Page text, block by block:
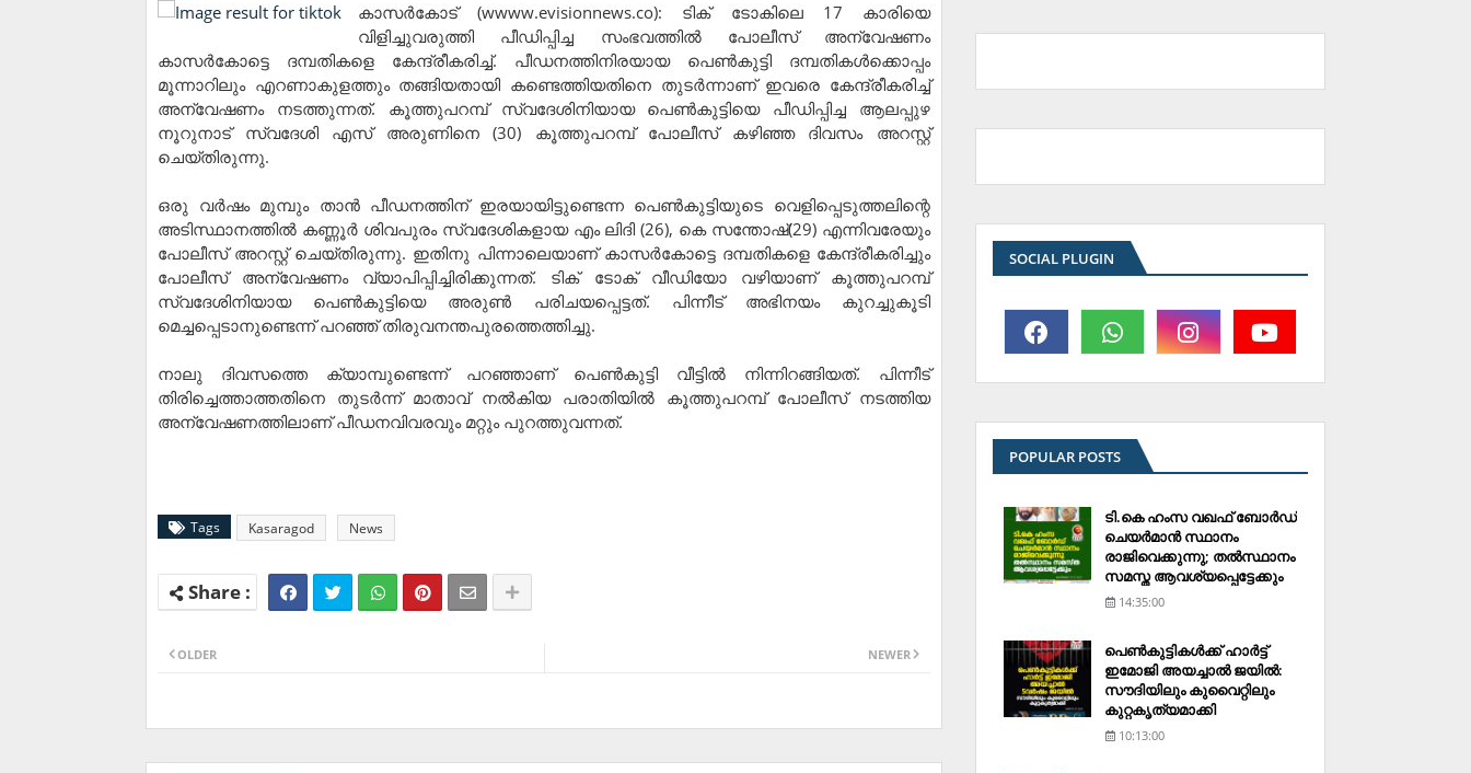
കാസര്‍കോട് (wwww.evisionnews.co): ടിക് ടോകിലെ 17 കാരിയെ
വിളിച്ചുവരുത്തി പീഡിപ്പിച്ച സംഭവത്തില്‍ പോലീസ് അന്വേഷണം
കാസര്‍കോട്ടെ ദമ്പതികളെ കേന്ദ്രീകരിച്ച്. പീഡനത്തിനിരയായ പെണ്‍കുട്ടി ദമ്പതികള്‍ക്കൊപ്പം
മൂന്നാറിലും എറണാകുളത്തും തങ്ങിയതായി കണ്ടെത്തിയതിനെ തുടര്‍ന്നാണ് ഇവരെ കേന്ദ്രീകരിച്ച്
അന്വേഷണം നടത്തുന്നത്. കൂത്തുപറമ്പ് സ്വദേശിനിയായ പെണ്‍കുട്ടിയെ പീഡിപ്പിച്ച ആലപ്പുഴ
നൂറുനാട് സ്വദേശി എസ് അരുണിനെ (30) കൂത്തുപറമ്പ് പോലീസ് കഴിഞ്ഞ ദിവസം അറസ്റ്റ്
ചെയ്തിരുന്നു.
ഒരു വര്‍ഷം മുമ്പും താന്‍ പീഡനത്തിന് ഇരയായിട്ടുണ്ടെന്ന പെണ്‍കുട്ടിയുടെ വെളിപ്പെടുത്തലിന്റെ
അടിസ്ഥാനത്തില്‍ കണ്ണൂര്‍ ശിവപുരം സ്വദേശികളായ എം ലിദി (26), കെ സന്തോഷ്(29) എന്നിവരേയും
പോലീസ് അറസ്റ്റ് ചെയ്തിരുന്നു. ഇതിനു പിന്നാലെയാണ് കാസര്‍കോട്ടെ ദമ്പതികളെ കേന്ദ്രീകരിച്ചും
പോലീസ് അന്വേഷണം വ്യാപിപ്പിച്ചിരിക്കുന്നത്. ടിക് ടോക് വീഡിയോ വഴിയാണ് കൂത്തുപറമ്പ്
സ്വദേശിനിയായ പെണ്‍കുട്ടിയെ അരുണ്‍ പരിചയപ്പെട്ടത്. പിന്നീട് അഭിനയം കുറച്ചുകൂടി
മെച്ചപ്പെടാനുണ്ടെന്ന് പറഞ്ഞ് തിരുവനന്തപുരത്തെത്തിച്ചു.
നാലു ദിവസത്തെ ക്യാമ്പുണ്ടെന്ന് പറഞ്ഞാണ് പെണ്‍കുട്ടി വീട്ടില്‍ നിന്നിറങ്ങിയത്. പിന്നീട്
തിരിച്ചെത്താത്തതിനെ തുടര്‍ന്ന് മാതാവ് നല്‍കിയ പരാതിയില്‍ കൂത്തുപറമ്പ് പോലീസ് നടത്തിയ
അന്വേഷണത്തിലാണ് പീഡനവിവരവും മറ്റും പുറത്തുവന്നത്.
Tags Kasaragod News
NEWER
OLDER
SOCIAL PLUGIN
POPULAR POSTS
ടി.കെ ഹംസ വഖഫ് ബോര്‍ഡ്
ചെയര്‍മാന്‍ സ്ഥാനം
രാജിവെക്കുന്നു; തല്‍സ്ഥാനം
സമസ്ത ആവശ്യപ്പെട്ടേക്കും
14:35:00
പെണ്‍കുട്ടികള്‍ക്ക് ഹാര്‍ട്ട്
ഇമോജി അയച്ചാല്‍ ജയില്‍:
സൗദിയിലും കുവൈറ്റിലും
കുറ്റകൃത്യമാക്കി
10:13:00